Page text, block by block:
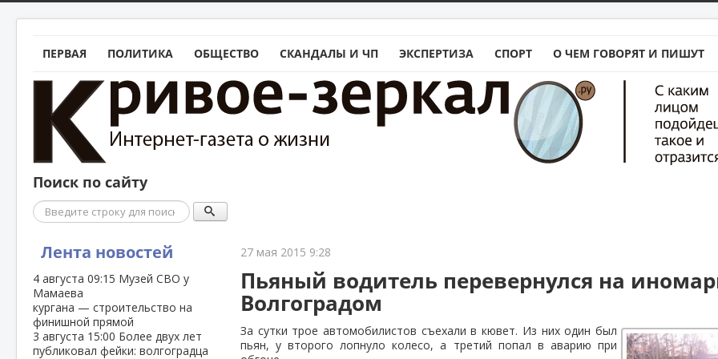
ПЕРВАЯ ПОЛИТИКА ОБЩЕСТВО СКАНДАЛЫ И ЧП ЭКСПЕРТИЗА СПОРТ О ЧЕМ ГОВОРЯТ И ПИШУТ
Поиск по сайту
Поиск
Лента новостей
4 августа 09:15 Музей СВО у
Мамаева
кургана — строительство на
финишной прямой
3 августа 15:00 Более двух лет
публиковал фейки: волгоградца
27 мая 2015 9:28
Пьяный водитель перевернулся на
Волгоградом
За сутки трое автомобилистов съехали в кювет. Из них один был
пьян, у второго лопнуло колесо, а третий попал в аварию при